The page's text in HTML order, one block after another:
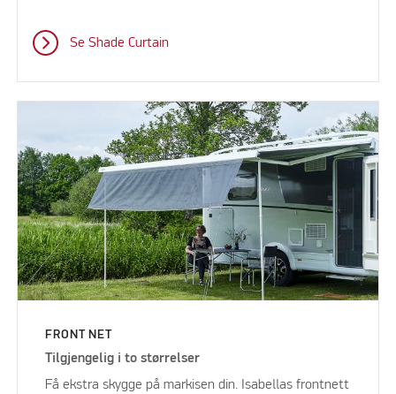
Se Shade Curtain
FRONT NET
Tilgjengelig i to størrelser
Få ekstra skygge på markisen din. Isabellas frontnett